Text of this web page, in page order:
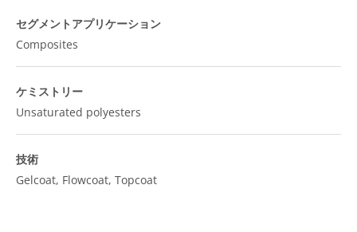
セグメントアプリケーション
Composites
ケミストリー
Unsaturated polyesters
技術
Gelcoat, Flowcoat, Topcoat